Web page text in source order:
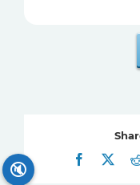
Facebook
🔇